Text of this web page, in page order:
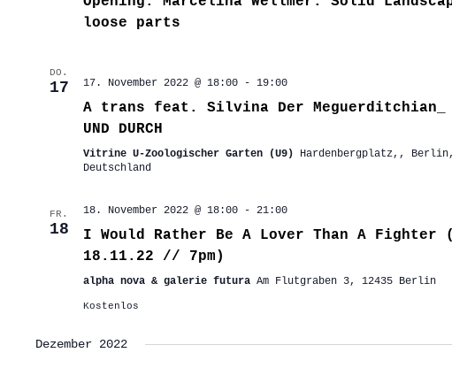
loose parts
DO.
17 17. November 2022 @ 18:00- 19:00
A trans feat. Silvina Der Meguerditchian_
UND DURCH
Vitrine U-Zoologischer Garten (U9)
Hardenbergplatz,,
Deutschland
FR.
18
18. November 2022 @ 18:00- 21:00
I Would Rather Be A Lover Than A Fighter
18.11.22 // 7pm)
alpha nova & galerie futura Am Flutgraben 3, 12435 Berlin
Kostenlos
Dezember 2022